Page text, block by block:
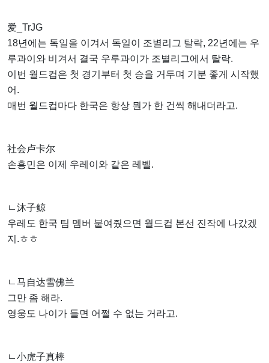
爱_TrJG
18년에는 독일을 이겨서 독일이 조별리그 탈락, 22년에는 우
루과이와 비겨서 결국 우루과이가 조별리그에서 탈락.
이번 월드컵은 첫 경기부터 첫 승을 거두며 기분 좋게 시작했
어.
매번 월드컵마다 한국은 항상 뭔가 한 건씩 해내더라고.
社会卢卡尔
손흥민은 이제 우레이와 같은 레벨.
ㄴ沐子鲸
우레도 한국 팀 멤버 붙여줬으면 월드컵 본선 진작에 나갔겠
지.ㅎㅎ
ㄴ马自达雪佛兰
그만 좀 해라.
영웅도 나이가 들면 어쩔 수 없는 거라고.
ㄴ小虎子真棒